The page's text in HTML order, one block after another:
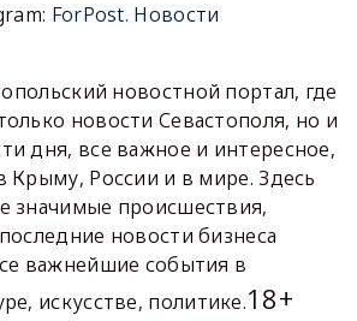
ForPost. Новости
новостной портал, где
новости Севастополя, но и
дня, все важное и интересное,
Крыму, России и в мире. Здесь
значимые происшествия,
новости бизнеса
важнейшие события в
искусстве, политике.18+